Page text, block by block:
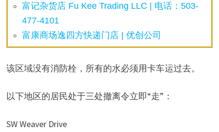
富记杂货店 Fu Kee Trading LLC | 电话：503-
477-4101
富康商场逸四方快递门店 | 优创公司
该区域没有消防栓，所有的水必须用卡车运过去。
以下地区的居民处于三处撤离令立即“走”：
SW Weaver Drive